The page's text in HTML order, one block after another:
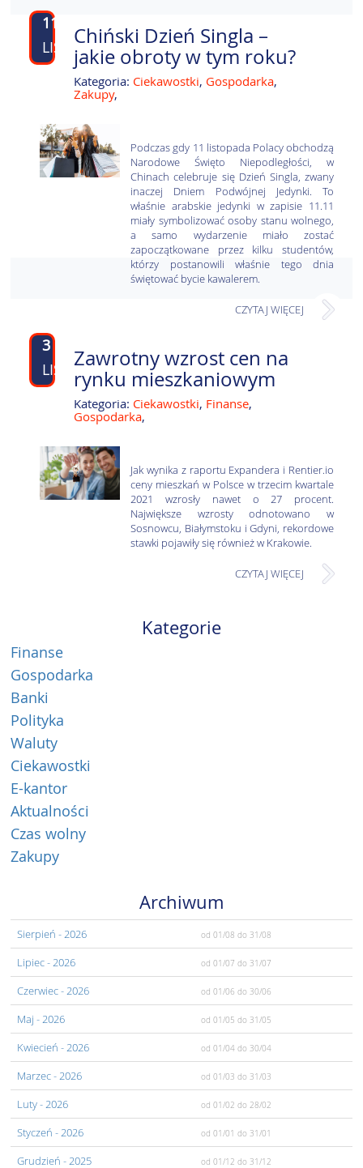
11
LIS
Chiński Dzień Singla –
jakie obroty w tym roku?
Kategoria: Ciekawostki, Gospodarka,
Zakupy,
Podczas gdy 11 listopada Polacy obchodzą
Narodowe Święto Niepodległości, w
Chinach celebruje się Dzień Singla, zwany
inaczej Dniem Podwójnej Jedynki. To
właśnie arabskie jedynki w zapisie 11.11
miały symbolizować osoby stanu wolnego,
a samo wydarzenie miało zostać
zapoczątkowane przez kilku studentów,
którzy postanowili właśnie tego dnia
świętować bycie kawalerem.
CZYTAJ WIĘCEJ
3
LIS
Zawrotny wzrost cen na
rynku mieszkaniowym
Kategoria: Ciekawostki, Finanse,
Gospodarka,
Jak wynika z raportu Expandera i Rentier.io
ceny mieszkań w Polsce w trzecim kwartale
2021 wzrosły nawet o 27 procent.
Największe wzrosty odnotowano w
Sosnowcu, Białymstoku i Gdyni, rekordowe
stawki pojawiły się również w Krakowie.
CZYTAJ WIĘCEJ
Kategorie
Finanse
Gospodarka
Banki
Polityka
Waluty
Ciekawostki
E-kantor
Aktualności
Czas wolny
Zakupy
Archiwum
Sierpień - 2026 od 01/08 do 31/08
Lipiec- 2026 od 01/07 do 31/07
Czerwiec- 2026 od 01/06 do 30/06
Maj - 2026 od 01/05 do 31/05
Kwiecień - 2026 od 01/04 do 30/04
Marzec- 2026 od 01/03 do 31/03
Luty- 2026 od 01/02 do 28/02
Styczeń - 2026 od 01/01 do 31/01
Grudzień - 2025 od 01/12 do 31/12